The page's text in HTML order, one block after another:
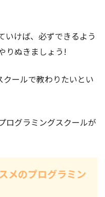
いけば、必ずできるよう
りぬきましょう!
ールで教わりたいとい
ログラミングスクールが
メのプログラミン